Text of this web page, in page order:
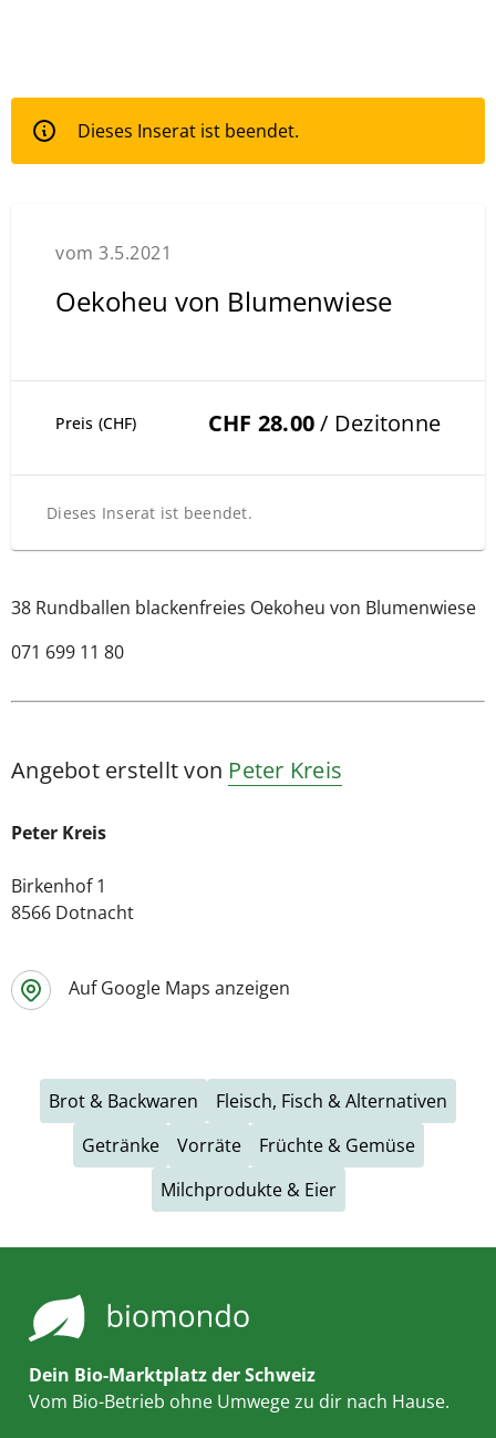
Dieses Inserat ist beendet.
vom 3.5.2021
Oekoheu von Blumenwiese
Preis (CHF) CHF 28.00/ Dezitonne
Dieses Inserat ist beendet.
38 Rundballen blackenfreies Oekoheu von Blumenwiese
071 699 11 80
Angebot erstellt von Peter Kreis
Peter Kreis
Birkenhof 1
8566 Dotnacht
Auf Google Maps anzeigen
Brot & Backwaren
Fleisch, Fisch & Alternativen
Getränke
Vorräte
Früchte & Gemüse
Milchprodukte & Eier
Dein Bio-Marktplatz der Schweiz
Vom Bio-Betrieb ohne Umwege zu dir nach Hause.